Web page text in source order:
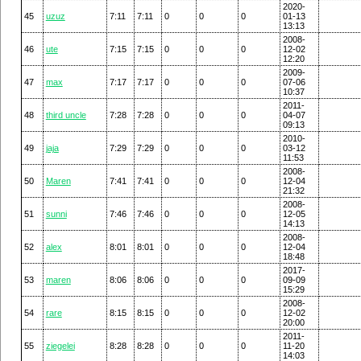
45 uzuz 7:11 7:11 0 0 0
2020-
01-13
13:13
46 ute 7:15 7:15 0 0 0
2008-
12-02
12:20
47 max 7:17 7:17 0 0 0
2009-
07-06
10:37
48 third uncle 7:28 7:28 0 0 0
2011-
04-07
09:13
49 jaja 7:29 7:29 0 0 0
2010-
03-12
11:53
50 Maren 7:41 7:41 0 0 0
2008-
12-04
21:32
51 sunni 7:46 7:46 0 0 0
2008-
12-05
14:13
52 alex 8:01 8:01 0 0 0
2008-
12-04
18:48
53 maren 8:06 8:06 0 0 0
2017-
09-09
15:29
54 rare 8:15 8:15 0 0 0
2008-
12-02
20:00
55 ziegelei 8:28 8:28 0 0 0
2011-
11-20
14:03